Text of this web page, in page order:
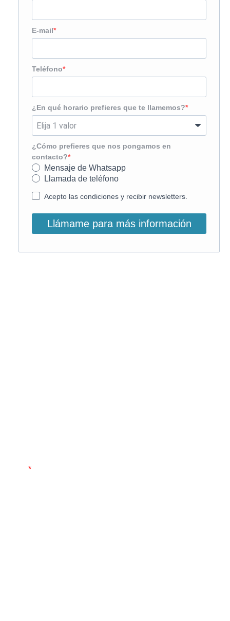
E-mail
Teléfono
¿En qué horario prefieres que te llamemos?
¿Cómo prefieres que nos pongamos en
contacto?
Mensaje de Whatsapp
Llamada de teléfono
Acepto las condiciones y recibir newsletters.
Llámame para más información
*Hacemos un trato totalmente respetuoso de tus